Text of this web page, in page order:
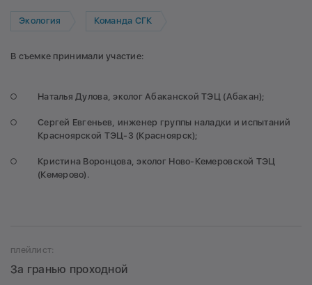
Экология Команда СГК
В съемке принимали участие:
Наталья Дулова, эколог Абаканской ТЭЦ (Абакан);
Сергей Евгеньев, инженер группы наладки и испытаний
Красноярской ТЭЦ-3 (Красноярск);
Кристина Воронцова, эколог Ново-Кемеровской ТЭЦ
(Кемерово).
плейлист:
За гранью проходной